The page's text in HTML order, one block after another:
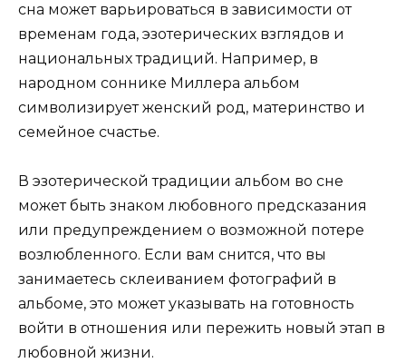
сна может варьироваться в зависимости от
временам года, эзотерических взглядов и
национальных традиций. Например, в
народном соннике Миллера альбом
символизирует женский род, материнство и
семейное счастье.
В эзотерической традиции альбом во сне
может быть знаком любовного предсказания
или предупреждением о возможной потере
возлюбленного. Если вам снится, что вы
занимаетесь склеиванием фотографий в
альбоме, это может указывать на готовность
войти в отношения или пережить новый этап в
любовной жизни.